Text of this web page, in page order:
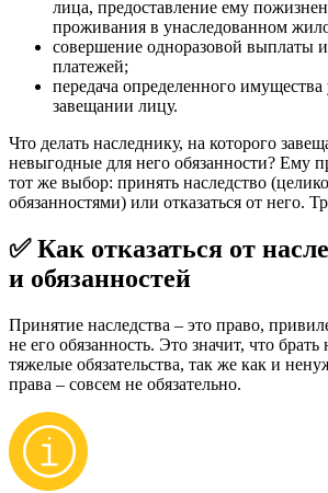
лица, предоставление ему
проживания в унаследованном
совершение одноразовой выплаты
платежей;
передача определенного имущества
завещании лицу.
Что делать наследнику, на которого
невыгодные для него обязанности? Ему
тот же выбор: принять наследство
обязанностями) или отказаться от него.
✅ Как отказаться от
и обязанностей
Принятие наследства – это право,
не его обязанность. Это значит, что
тяжелые обязательства, так же как и
права – совсем не обязательно.